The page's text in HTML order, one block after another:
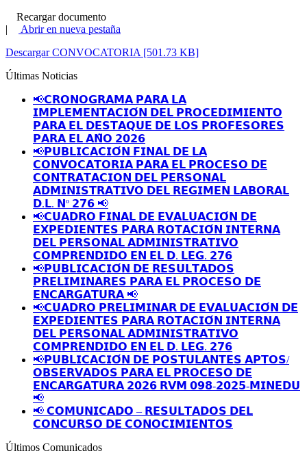
Recargar documento
|
Abrir en nueva pestaña
Descargar CONVOCATORIA [501.73 KB]
Últimas Noticias
📢𝗖𝗥𝗢𝗡𝗢𝗚𝗥𝗔𝗠𝗔 𝗣𝗔𝗥𝗔 𝗟𝗔
𝗜𝗠𝗣𝗟𝗘𝗠𝗘𝗡𝗧𝗔𝗖𝗜𝗢́𝗡 𝗗𝗘𝗟 𝗣𝗥𝗢𝗖𝗘𝗗𝗜𝗠𝗜𝗘𝗡𝗧𝗢
𝗣𝗔𝗥𝗔 𝗘𝗟 𝗗𝗘𝗦𝗧𝗔𝗤𝗨𝗘 𝗗𝗘 𝗟𝗢𝗦 𝗣𝗥𝗢𝗙𝗘𝗦𝗢𝗥𝗘𝗦
𝗣𝗔𝗥𝗔 𝗘𝗟 𝗔𝗡̃𝗢 𝟮𝟬𝟮𝟲
📢𝗣𝗨𝗕𝗟𝗜𝗖𝗔𝗖𝗜𝗢́𝗡 𝗙𝗜𝗡𝗔𝗟 𝗗𝗘 𝗟𝗔
𝗖𝗢𝗡𝗩𝗢𝗖𝗔𝗧𝗢𝗥𝗜𝗔 𝗣𝗔𝗥𝗔 𝗘𝗟 𝗣𝗥𝗢𝗖𝗘𝗦𝗢 𝗗𝗘
𝗖𝗢𝗡𝗧𝗥𝗔𝗧𝗔𝗖𝗜𝗢𝗡 𝗗𝗘𝗟 𝗣𝗘𝗥𝗦𝗢𝗡𝗔𝗟
𝗔𝗗𝗠𝗜𝗡𝗜𝗦𝗧𝗥𝗔𝗧𝗜𝗩𝗢 𝗗𝗘𝗟 𝗥𝗘𝗚𝗜𝗠𝗘𝗡 𝗟𝗔𝗕𝗢𝗥𝗔𝗟
𝗗.𝗟. 𝗡º 𝟮𝟳𝟲 📢
📢𝗖𝗨𝗔𝗗𝗥𝗢 𝗙𝗜𝗡𝗔𝗟 𝗗𝗘 𝗘𝗩𝗔𝗟𝗨𝗔𝗖𝗜𝗢́𝗡 𝗗𝗘
𝗘𝗫𝗣𝗘𝗗𝗜𝗘𝗡𝗧𝗘𝗦 𝗣𝗔𝗥𝗔 𝗥𝗢𝗧𝗔𝗖𝗜𝗢́𝗡 𝗜𝗡𝗧𝗘𝗥𝗡𝗔
𝗗𝗘𝗟 𝗣𝗘𝗥𝗦𝗢𝗡𝗔𝗟 𝗔𝗗𝗠𝗜𝗡𝗜𝗦𝗧𝗥𝗔𝗧𝗜𝗩𝗢
𝗖𝗢𝗠𝗣𝗥𝗘𝗡𝗗𝗜𝗗𝗢 𝗘𝗡 𝗘𝗟 𝗗. 𝗟𝗘𝗚. 𝟮𝟳𝟲
📢𝗣𝗨𝗕𝗟𝗜𝗖𝗔𝗖𝗜𝗢́𝗡 𝗗𝗘 𝗥𝗘𝗦𝗨𝗟𝗧𝗔𝗗𝗢𝗦
𝗣𝗥𝗘𝗟𝗜𝗠𝗜𝗡𝗔𝗥𝗘𝗦 𝗣𝗔𝗥𝗔 𝗘𝗟 𝗣𝗥𝗢𝗖𝗘𝗦𝗢 𝗗𝗘
𝗘𝗡𝗖𝗔𝗥𝗚𝗔𝗧𝗨𝗥𝗔 📢
📢𝗖𝗨𝗔𝗗𝗥𝗢 𝗣𝗥𝗘𝗟𝗜𝗠𝗜𝗡𝗔𝗥 𝗗𝗘 𝗘𝗩𝗔𝗟𝗨𝗔𝗖𝗜𝗢́𝗡 𝗗𝗘
𝗘𝗫𝗣𝗘𝗗𝗜𝗘𝗡𝗧𝗘𝗦 𝗣𝗔𝗥𝗔 𝗥𝗢𝗧𝗔𝗖𝗜𝗢́𝗡 𝗜𝗡𝗧𝗘𝗥𝗡𝗔
𝗗𝗘𝗟 𝗣𝗘𝗥𝗦𝗢𝗡𝗔𝗟 𝗔𝗗𝗠𝗜𝗡𝗜𝗦𝗧𝗥𝗔𝗧𝗜𝗩𝗢
𝗖𝗢𝗠𝗣𝗥𝗘𝗡𝗗𝗜𝗗𝗢 𝗘𝗡 𝗘𝗟 𝗗. 𝗟𝗘𝗚. 𝟮𝟳𝟲
📢𝗣𝗨𝗕𝗟𝗜𝗖𝗔𝗖𝗜𝗢́𝗡 𝗗𝗘 𝗣𝗢𝗦𝗧𝗨𝗟𝗔𝗡𝗧𝗘𝗦 𝗔𝗣𝗧𝗢𝗦/
𝗢𝗕𝗦𝗘𝗥𝗩𝗔𝗗𝗢𝗦 𝗣𝗔𝗥𝗔 𝗘𝗟 𝗣𝗥𝗢𝗖𝗘𝗦𝗢 𝗗𝗘
𝗘𝗡𝗖𝗔𝗥𝗚𝗔𝗧𝗨𝗥𝗔 𝟮𝟬𝟮𝟲 𝗥𝗩𝗠 𝟬𝟵𝟴-𝟮𝟬𝟮𝟱-𝗠𝗜𝗡𝗘𝗗𝗨
📢
📢 𝗖𝗢𝗠𝗨𝗡𝗜𝗖𝗔𝗗𝗢 – 𝗥𝗘𝗦𝗨𝗟𝗧𝗔𝗗𝗢𝗦 𝗗𝗘𝗟
𝗖𝗢𝗡𝗖𝗨𝗥𝗦𝗢 𝗗𝗘 𝗖𝗢𝗡𝗢𝗖𝗜𝗠𝗜𝗘𝗡𝗧𝗢𝗦
Últimos Comunicados